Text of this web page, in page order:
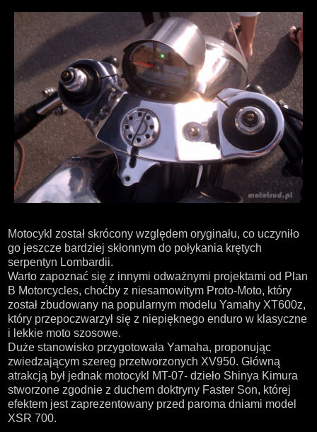
Motocykl został skrócony względem oryginału, co uczyniło
go jeszcze bardziej skłonnym do połykania krętych
serpentyn Lombardii.
Warto zapoznać się z innymi odważnymi projektami od Plan
B Motorcycles, choćby z niesamowitym Proto-Moto, który
został zbudowany na popularnym modelu Yamahy XT600z,
który przepoczwarzył się z niepięknego enduro w klasyczne
i lekkie moto szosowe.
Duże stanowisko przygotowała Yamaha, proponując
zwiedzającym szereg przetworzonych XV950. Główną
atrakcją był jednak motocykl MT-07- dzieło Shinya Kimura
stworzone zgodnie z duchem doktryny Faster Son, której
efektem jest zaprezentowany przed paroma dniami model
XSR 700.